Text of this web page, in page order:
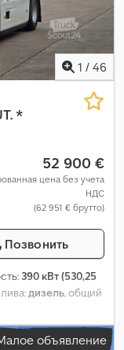
1 / 46
*
52 900 €
цена без учета
НДС
(62 951 € брутто)
Позвонить
390 кВт (530,25
дизель, общий
автоматический,
объявление